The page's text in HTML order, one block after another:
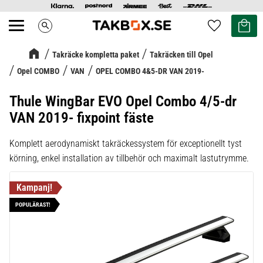
Meny search Favoriter
Kundvagn
Takräcke kompletta paket
Takräcken till Opel
Opel COMBO
VAN OPEL COMBO 4&5-DR VAN 2019-
Thule WingBar EVO Opel Combo 4/5-dr
VAN 2019- fixpoint fäste
Komplett aerodynamiskt takräckessystem för exceptionellt tyst
körning, enkel installation av tillbehör och maximalt lastutrymme.
POPULÄRAST!